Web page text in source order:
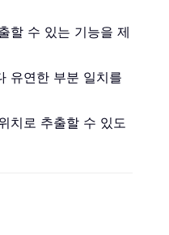
할 수 있는 기능을 제
유연한 부분 일치를
치로 추출할 수 있도